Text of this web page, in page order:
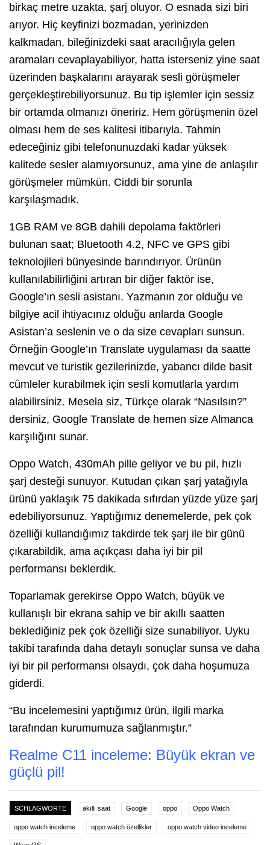
birkaç metre uzakta, şarj oluyor. O esnada sizi biri
arıyor. Hiç keyfinizi bozmadan, yerinizden
kalkmadan, bileğinizdeki saat aracılığıyla gelen
aramaları cevaplayabiliyor, hatta isterseniz yine saat
üzerinden başkalarını arayarak sesli görüşmeler
gerçekleştirebiliyorsunuz. Bu tip işlemler için sessiz
bir ortamda olmanızı öneririz. Hem görüşmenin özel
olması hem de ses kalitesi itibarıyla. Tahmin
edeceğiniz gibi telefonunuzdaki kadar yüksek
kalitede sesler alamıyorsunuz, ama yine de anlaşılır
görüşmeler mümkün. Ciddi bir sorunla
karşılaşmadık.
1GB RAM ve 8GB dahili depolama faktörleri
bulunan saat; Bluetooth 4.2, NFC ve GPS gibi
teknolojileri bünyesinde barındırıyor. Ürünün
kullanılabilirliğini artıran bir diğer faktör ise,
Google’ın sesli asistanı. Yazmanın zor olduğu ve
bilgiye acil ihtiyacınız olduğu anlarda Google
Asistan’a seslenin ve o da size cevapları sunsun.
Örneğin Google’ın Translate uygulaması da saatte
mevcut ve turistik gezilerinizde, yabancı dilde basit
cümleler kurabilmek için sesli komutlarla yardım
alabilirsiniz. Mesela siz, Türkçe olarak “Nasılsın?”
dersiniz, Google Translate de hemen size Almanca
karşılığını sunar.
Oppo Watch, 430mAh pille geliyor ve bu pil, hızlı
şarj desteği sunuyor. Kutudan çıkan şarj yatağıyla
ürünü yaklaşık 75 dakikada sıfırdan yüzde yüze şarj
edebiliyorsunuz. Yaptığımız denemelerde, pek çok
özelliği kullandığımız takdirde tek şarj ile bir günü
çıkarabildik, ama açıkçası daha iyi bir pil
performansı beklerdik.
Toparlamak gerekirse Oppo Watch, büyük ve
kullanışlı bir ekrana sahip ve bir akıllı saatten
beklediğiniz pek çok özelliği size sunabiliyor. Uyku
takibi tarafında daha detaylı sonuçlar sunsa ve daha
iyi bir pil performansı olsaydı, çok daha hoşumuza
giderdi.
“Bu incelemesini yaptığımız ürün, ilgili marka
tarafından kurumumuza sağlanmıştır.”
Realme C11 inceleme: Büyük ekran ve
güçlü pil!
SCHLAGWORTE akıllı saat Google oppo Oppo Watch
oppo watch inceleme oppo watch özellikler oppo watch video inceleme